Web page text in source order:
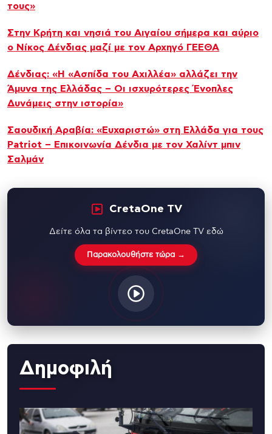
τους»
Στην Κρήτη και νησιά του Αιγαίου σήμερα και αύριο
ο Νίκος Δένδιας μαζί με τον Αρχηγό ΓΕΕΘΑ
Δένδιας: «Η «Ασπίδα του Αχιλλέα» αλλάζει την
Άμυνα της Ελλάδας – Οι ισχυρότερες Ένοπλες
Δυνάμεις στην ιστορία»
Σαουδική Αραβία: «Ευχαριστώ» στη Ελλάδα για τους
Patriot – Επικοινωνία Δένδια με τον Χαλίντ μπιν
Σαλμάν
CretaOne TV
Δείτε όλα τα βίντεο του CretaOne TV εδώ
Παρακολουθήστε τώρα →
Δημοφιλή